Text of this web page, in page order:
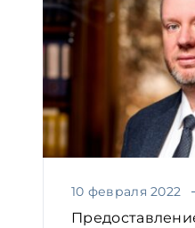
10 февраля 2022